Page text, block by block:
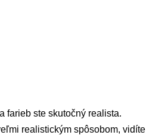
farieb ste skutočný realista.
realistickým spôsobom, vidíte